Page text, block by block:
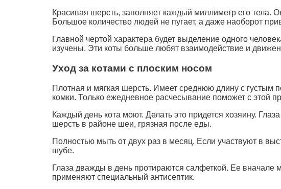
Красивая шерсть, заполняет каждый миллиметр его тела.
Большое количество людей не пугает, а даже наоборот
Главной чертой характера будет выделение одного
изучены. Эти коты больше любят взаимодействие и
Уход за котами с плоским носом
Плотная и мягкая шерсть. Имеет среднюю длину с густым
комки. Только ежедневное расчесывание поможет с этой
Каждый день кота моют. Делать это придется хозяину.
шерсть в районе шеи, грязная после еды.
Полностью мыть от двух раз в месяц. Если участвуют в
шубе.
Глаза дважды в день протираются салфеткой. Ее вначале
применяют специальный антисептик.